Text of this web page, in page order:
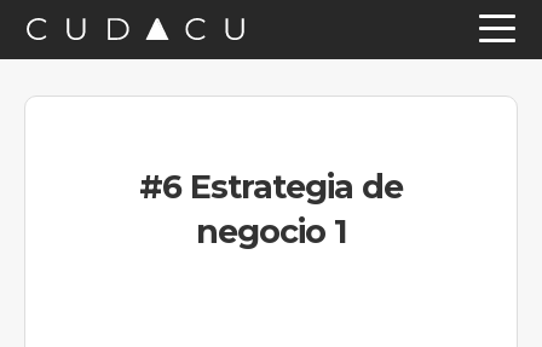
Saltar
a
Saltar
al
contenido
Saltar
a
#6 Estrategia de
negocio 1